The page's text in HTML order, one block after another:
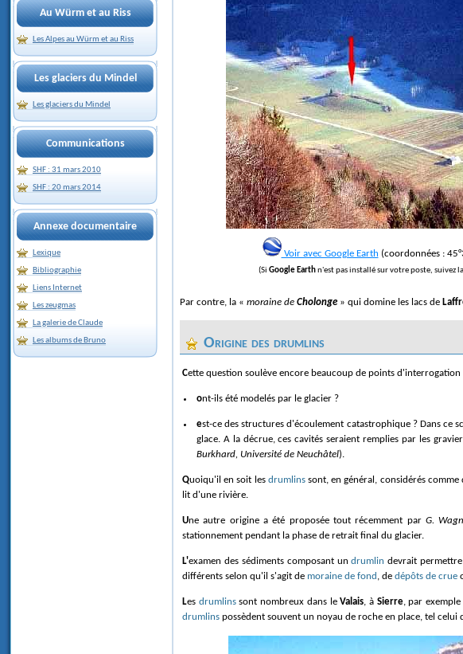
Au Würm et au Riss
Les Alpes au Würm et au Riss
Les glaciers du Mindel
Les glaciers du Mindel
Communications
SHF : 31 mars 2010
SHF : 20 mars 2014
Annexe documentaire
Lexique
Bibliographie
Liens Internet
Les zeugmas
La galerie de Claude
Les albums de Bruno
Voir avec Google Earth (coordonnées :
(Si Google Earthn'est pas installé sur votre poste, suivez
Par contre, la « moraine de Cholonge » qui domine les lacs de
Origine des drumlins
Cette question soulève encore beaucoup de points d'interrogation
ont-ils été modelés par le glacier ?
est-ce des structures d'écoulement catastrophique ? Dans ce schéma, l'échappement brutal de grandes masses d'eau sous le glacier serait responsable d'une érosion en "flûtes" à la partie inférieure de la
glace. A la décrue, ces cavités seraient remplies par les
Burkhard, Université de Neuchâtel).
Quoiqu'il en soit les drumlinssont, en général, considérés comme
lit d'une rivière.
Une autre origine a été proposée tout récemment par G.
stationnement pendant la phase de retrait final du glacier.
L'examen des sédiments composant undrumlin devrait
différents selon qu'il s'agit de moraine de fond , de dépôts de crue
Les drumlinssont nombreux dans leValais, à Sierre, par
drumlins possèdent souvent un noyau de roche en place, tel celui